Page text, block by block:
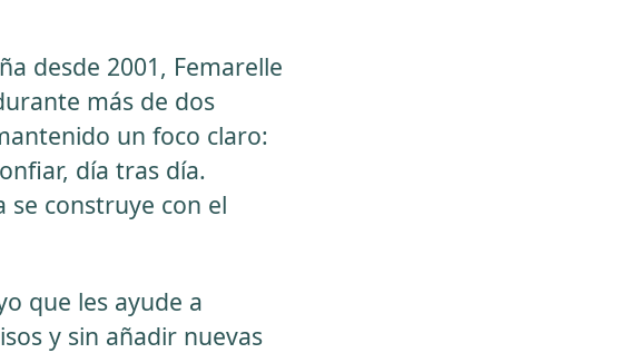
desde 2001, Femarelle
más de dos
un foco claro:
día tras día.
se construye con el
que les ayude a
y sin añadir nuevas